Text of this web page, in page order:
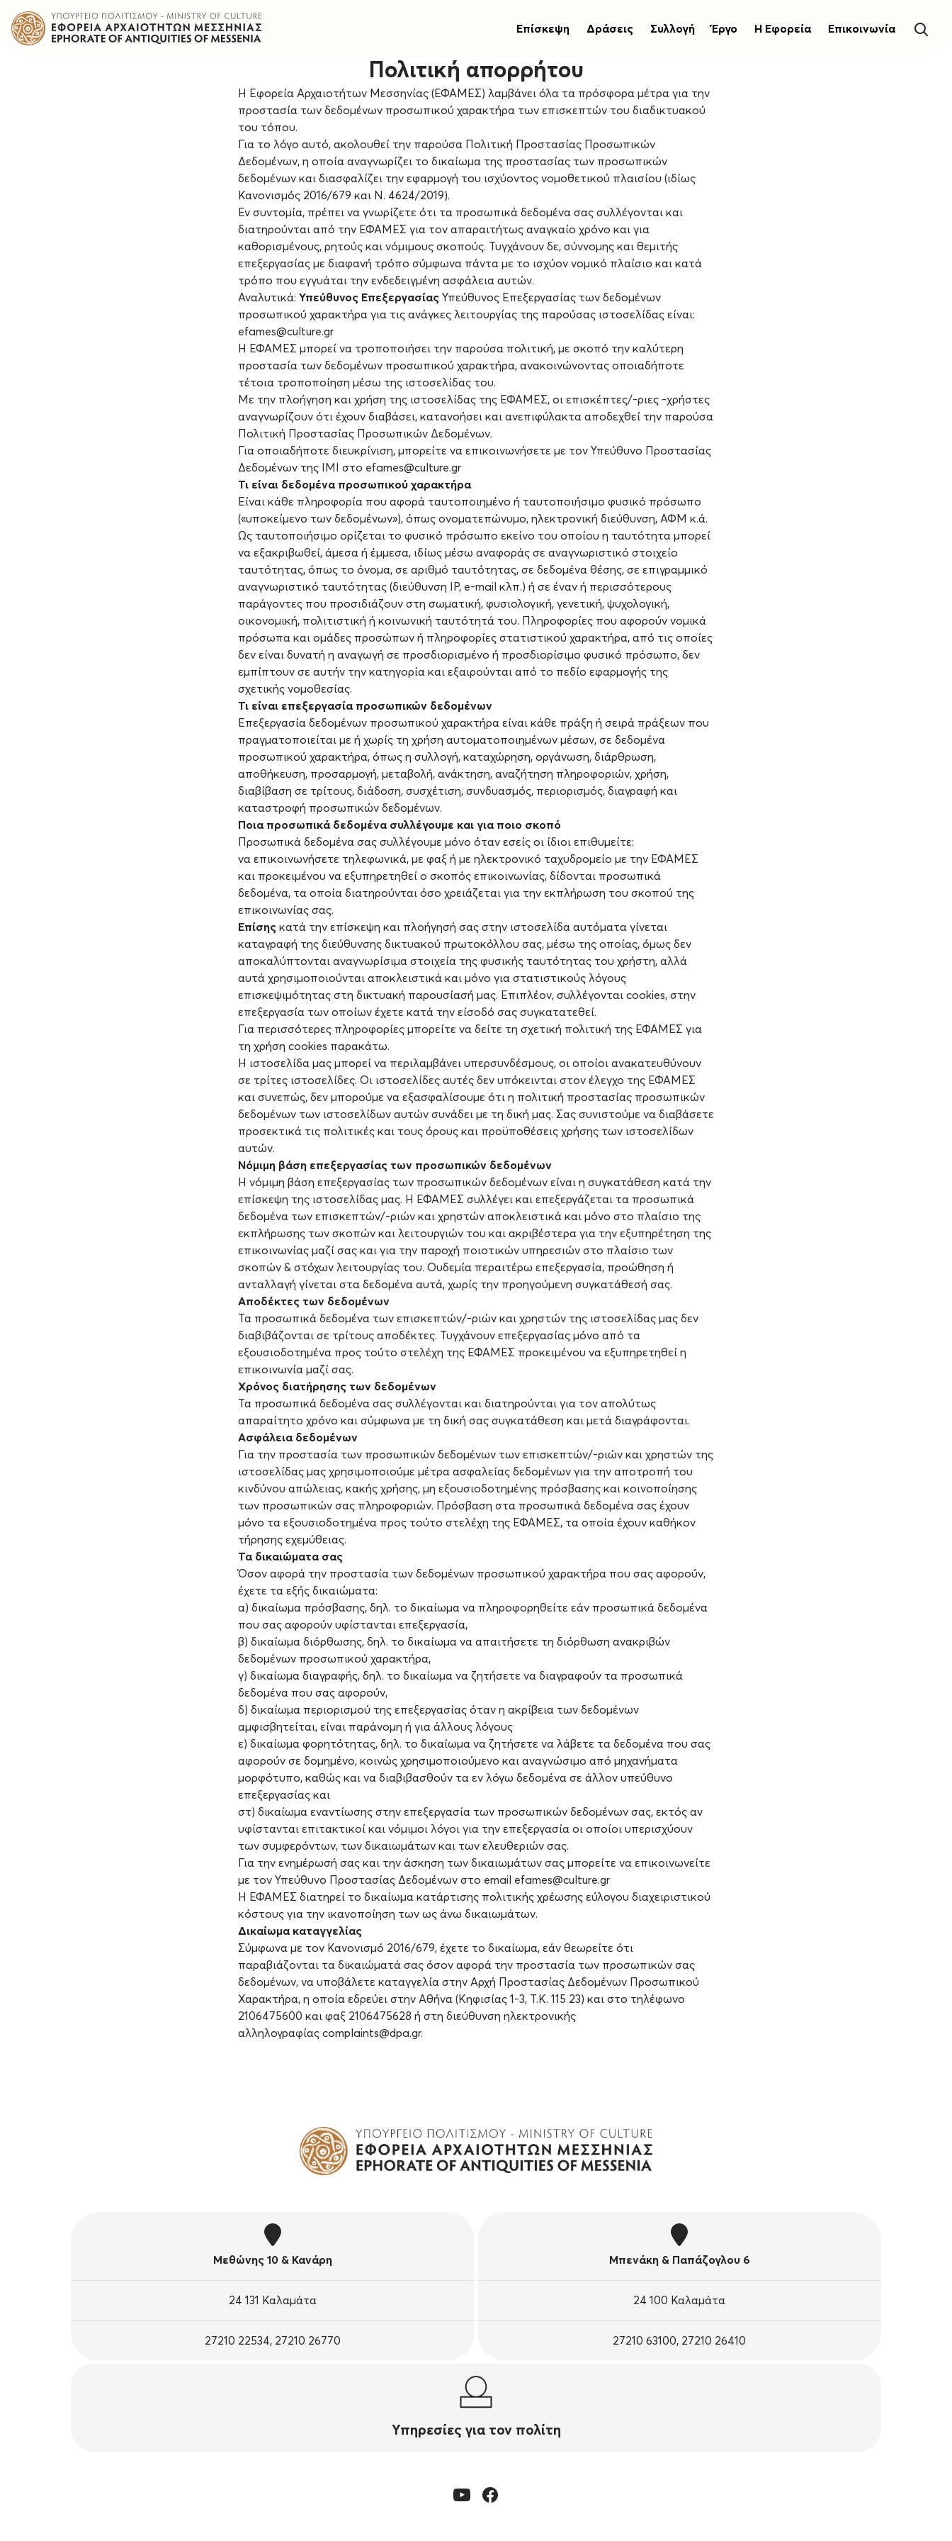
Επίσκεψη Δράσεις Συλλογή Έργο Η Εφορεία Επικοινωνία
Πολιτική απορρήτου
Η Εφορεία Αρχαιοτήτων Μεσσηνίας (ΕΦΑΜΕΣ) λαμβάνει όλα τα πρόσφορα μέτρα για την
προστασία των δεδομένων προσωπικού χαρακτήρα των επισκεπτών του διαδικτυακού
του τόπου.
Για το λόγο αυτό, ακολουθεί την παρούσα Πολιτική Προστασίας Προσωπικών
Δεδομένων, η οποία αναγνωρίζει το δικαίωμα της προστασίας των προσωπικών
δεδομένων και διασφαλίζει την εφαρμογή του ισχύοντος νομοθετικού πλαισίου (ιδίως
Κανονισμός 2016/679 και Ν. 4624/2019).
Εν συντομία, πρέπει να γνωρίζετε ότι τα προσωπικά δεδομένα σας συλλέγονται και
διατηρούνται από την ΕΦΑΜΕΣ για τον απαραιτήτως αναγκαίο χρόνο και για
καθορισμένους, ρητούς και νόμιμους σκοπούς. Τυγχάνουν δε, σύννομης και θεμιτής
επεξεργασίας με διαφανή τρόπο σύμφωνα πάντα με το ισχύον νομικό πλαίσιο και κατά
τρόπο που εγγυάται την ενδεδειγμένη ασφάλεια αυτών.
Αναλυτικά: Υπεύθυνος Επεξεργασίας Υπεύθυνος Επεξεργασίας των δεδομένων
προσωπικού χαρακτήρα για τις ανάγκες λειτουργίας της παρούσας ιστοσελίδας είναι:
efames@culture.gr
H ΕΦΑΜΕΣ μπορεί να τροποποιήσει την παρούσα πολιτική, με σκοπό την καλύτερη
προστασία των δεδομένων προσωπικού χαρακτήρα, ανακοινώνοντας οποιαδήποτε
τέτοια τροποποίηση μέσω της ιστοσελίδας του.
Με την πλοήγηση και χρήση της ιστοσελίδας της ΕΦΑΜΕΣ, οι επισκέπτες/-ριες -χρήστες
αναγνωρίζουν ότι έχουν διαβάσει, κατανοήσει και ανεπιφύλακτα αποδεχθεί την παρούσα
Πολιτική Προστασίας Προσωπικών Δεδομένων.
Για οποιαδήποτε διευκρίνιση, μπορείτε να επικοινωνήσετε με τον Υπεύθυνο Προστασίας
Δεδομένων της ΙMI στο efames@culture.gr
Τι είναι δεδομένα προσωπικού χαρακτήρα
Είναι κάθε πληροφορία που αφορά ταυτοποιημένο ή ταυτοποιήσιμο φυσικό πρόσωπο
(«υποκείμενο των δεδομένων»), όπως ονοματεπώνυμο, ηλεκτρονική διεύθυνση, ΑΦΜ κ.ά.
Ως ταυτοποιήσιμο ορίζεται το φυσικό πρόσωπο εκείνο του οποίου η ταυτότητα μπορεί
να εξακριβωθεί, άμεσα ή έμμεσα, ιδίως μέσω αναφοράς σε αναγνωριστικό στοιχείο
ταυτότητας, όπως το όνομα, σε αριθμό ταυτότητας, σε δεδομένα θέσης, σε επιγραμμικό
αναγνωριστικό ταυτότητας (διεύθυνση ΙΡ, e-mail κλπ.) ή σε έναν ή περισσότερους
παράγοντες που προσιδιάζουν στη σωματική, φυσιολογική, γενετική, ψυχολογική,
οικονομική, πολιτιστική ή κοινωνική ταυτότητά του. Πληροφορίες που αφορούν νομικά
πρόσωπα και ομάδες προσώπων ή πληροφορίες στατιστικού χαρακτήρα, από τις οποίες
δεν είναι δυνατή η αναγωγή σε προσδιορισμένο ή προσδιορίσιμο φυσικό πρόσωπο, δεν
εμπίπτουν σε αυτήν την κατηγορία και εξαιρούνται από το πεδίο εφαρμογής της
σχετικής νομοθεσίας.
Τι είναι επεξεργασία προσωπικών δεδομένων
Επεξεργασία δεδομένων προσωπικού χαρακτήρα είναι κάθε πράξη ή σειρά πράξεων που
πραγματοποιείται με ή χωρίς τη χρήση αυτοματοποιημένων μέσων, σε δεδομένα
προσωπικού χαρακτήρα, όπως η συλλογή, καταχώρηση, οργάνωση, διάρθρωση,
αποθήκευση, προσαρμογή, μεταβολή, ανάκτηση, αναζήτηση πληροφοριών, χρήση,
διαβίβαση σε τρίτους, διάδοση, συσχέτιση, συνδυασμός, περιορισμός, διαγραφή και
καταστροφή προσωπικών δεδομένων.
Ποια προσωπικά δεδομένα συλλέγουμε και για ποιο σκοπό
Προσωπικά δεδομένα σας συλλέγουμε μόνο όταν εσείς οι ίδιοι επιθυμείτε:
να επικοινωνήσετε τηλεφωνικά, με φαξ ή με ηλεκτρονικό ταχυδρομείο με την ΕΦΑΜΕΣ
και προκειμένου να εξυπηρετηθεί ο σκοπός επικοινωνίας, δίδονται προσωπικά
δεδομένα, τα οποία διατηρούνται όσο χρειάζεται για την εκπλήρωση του σκοπού της
επικοινωνίας σας.
Επίσης κατά την επίσκεψη και πλοήγησή σας στην ιστοσελίδα αυτόματα γίνεται
καταγραφή της διεύθυνσης δικτυακού πρωτοκόλλου σας, μέσω της οποίας, όμως δεν
αποκαλύπτονται αναγνωρίσιµα στοιχεία της φυσικής ταυτότητας του χρήστη, αλλά
αυτά χρησιµοποιούνται αποκλειστικά και µόνο για στατιστικούς λόγους
επισκεψιµότητας στη δικτυακή παρουσίασή µας. Επιπλέον, συλλέγονται cookies, στην
επεξεργασία των οποίων έχετε κατά την είσοδό σας συγκατατεθεί.
Για περισσότερες πληροφορίες μπορείτε να δείτε τη σχετική πολιτική της ΕΦΑΜΕΣ για
τη χρήση cookies παρακάτω.
Η ιστοσελίδα μας μπορεί να περιλαμβάνει υπερσυνδέσμους, οι οποίοι ανακατευθύνουν
σε τρίτες ιστοσελίδες. Οι ιστοσελίδες αυτές δεν υπόκεινται στον έλεγχο της ΕΦΑΜΕΣ
και συνεπώς, δεν μπορούμε να εξασφαλίσουμε ότι η πολιτική προστασίας προσωπικών
δεδομένων των ιστοσελίδων αυτών συνάδει με τη δική μας. Σας συνιστούμε να διαβάσετε
προσεκτικά τις πολιτικές και τους όρους και προϋποθέσεις χρήσης των ιστοσελίδων
αυτών.
Νόμιμη βάση επεξεργασίας των προσωπικών δεδομένων
H νόμιμη βάση επεξεργασίας των προσωπικών δεδομένων είναι η συγκατάθεση κατά την
επίσκεψη της ιστοσελίδας μας. Η ΕΦΑΜΕΣ συλλέγει και επεξεργάζεται τα προσωπικά
δεδομένα των επισκεπτών/-ριών και χρηστών αποκλειστικά και μόνο στο πλαίσιο της
εκπλήρωσης των σκοπών και λειτουργιών του και ακριβέστερα για την εξυπηρέτηση της
επικοινωνίας μαζί σας και για την παροχή ποιοτικών υπηρεσιών στο πλαίσιο των
σκοπών & στόχων λειτουργίας του. Ουδεμία περαιτέρω επεξεργασία, προώθηση ή
ανταλλαγή γίνεται στα δεδομένα αυτά, χωρίς την προηγούμενη συγκατάθεσή σας.
Αποδέκτες των δεδομένων
Τα προσωπικά δεδομένα των επισκεπτών/-ριών και χρηστών της ιστοσελίδας μας δεν
διαβιβάζονται σε τρίτους αποδέκτες. Τυγχάνουν επεξεργασίας μόνο από τα
εξουσιοδοτημένα προς τούτο στελέχη της ΕΦΑΜΕΣ προκειμένου να εξυπηρετηθεί η
επικοινωνία μαζί σας.
Χρόνος διατήρησης των δεδομένων
Τα προσωπικά δεδομένα σας συλλέγονται και διατηρούνται για τον απολύτως
απαραίτητο χρόνο και σύμφωνα με τη δική σας συγκατάθεση και μετά διαγράφονται.
Ασφάλεια δεδομένων
Για την προστασία των προσωπικών δεδομένων των επισκεπτών/-ριών και χρηστών της
ιστοσελίδας μας χρησιμοποιούμε μέτρα ασφαλείας δεδομένων για την αποτροπή του
κινδύνου απώλειας, κακής χρήσης, μη εξουσιοδοτημένης πρόσβασης και κοινοποίησης
των προσωπικών σας πληροφοριών. Πρόσβαση στα προσωπικά δεδομένα σας έχουν
μόνο τα εξουσιοδοτημένα προς τούτο στελέχη της ΕΦΑΜΕΣ, τα οποία έχουν καθήκον
τήρησης εχεμύθειας.
Τα δικαιώματα σας
Όσον αφορά την προστασία των δεδομένων προσωπικού χαρακτήρα που σας αφορούν,
έχετε τα εξής δικαιώματα:
α) δικαίωμα πρόσβασης, δηλ. το δικαίωμα να πληροφορηθείτε εάν προσωπικά δεδομένα
που σας αφορούν υφίστανται επεξεργασία,
β) δικαίωμα διόρθωσης, δηλ. το δικαίωμα να απαιτήσετε τη διόρθωση ανακριβών
δεδομένων προσωπικού χαρακτήρα,
γ) δικαίωμα διαγραφής, δηλ. το δικαίωμα να ζητήσετε να διαγραφούν τα προσωπικά
δεδομένα που σας αφορούν,
δ) δικαίωμα περιορισμού της επεξεργασίας όταν η ακρίβεια των δεδομένων
αμφισβητείται, είναι παράνομη ή για άλλους λόγους
ε) δικαίωμα φορητότητας, δηλ. το δικαίωμα να ζητήσετε να λάβετε τα δεδομένα που σας
αφορούν σε δομημένο, κοινώς χρησιμοποιούμενο και αναγνώσιμο από μηχανήματα
μορφότυπο, καθώς και να διαβιβασθούν τα εν λόγω δεδομένα σε άλλον υπεύθυνο
επεξεργασίας και
στ) δικαίωμα εναντίωσης στην επεξεργασία των προσωπικών δεδομένων σας, εκτός αν
υφίστανται επιτακτικοί και νόμιμοι λόγοι για την επεξεργασία οι οποίοι υπερισχύουν
των συμφερόντων, των δικαιωμάτων και των ελευθεριών σας.
Για την ενημέρωσή σας και την άσκηση των δικαιωμάτων σας μπορείτε να επικοινωνείτε
με τον Υπεύθυνο Προστασίας Δεδομένων στο email efames@culture.gr
Η ΕΦΑΜΕΣ διατηρεί το δικαίωμα κατάρτισης πολιτικής χρέωσης εύλογου διαχειριστικού
κόστους για την ικανοποίηση των ως άνω δικαιωμάτων.
Δικαίωμα καταγγελίας
Σύμφωνα με τον Κανονισμό 2016/679, έχετε το δικαίωμα, εάν θεωρείτε ότι
παραβιάζονται τα δικαιώματά σας όσον αφορά την προστασία των προσωπικών σας
δεδομένων, να υποβάλετε καταγγελία στην Αρχή Προστασίας Δεδομένων Προσωπικού
Χαρακτήρα, η οποία εδρεύει στην Αθήνα (Κηφισίας 1-3, Τ.Κ. 115 23) και στο τηλέφωνο
2106475600 και φαξ 2106475628 ή στη διεύθυνση ηλεκτρονικής
αλληλογραφίας complaints@dpa.gr.
Μεθώνης 10 & Κανάρη
24 131 Καλαμάτα
27210 22534, 27210 26770
Μπενάκη & Παπάζογλου 6
24 100 Καλαμάτα
27210 63100, 27210 26410
Υπηρεσίες για τον πολίτη